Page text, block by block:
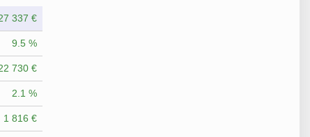
337 €
9.5 %
730 €
2.1 %
1 816 €